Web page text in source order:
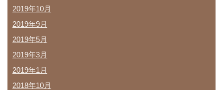
2019年10月
2019年9月
2019年5月
2019年3月
2019年1月
2018年10月